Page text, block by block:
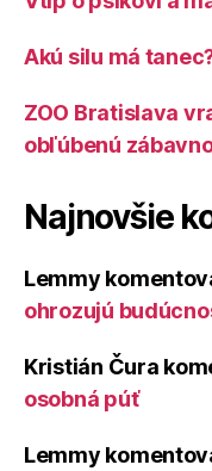
Akú silu má
ZOO Bratislava
obľúbenú
Najnovšie
Lemmy
ohrozujú
Kristián Čura
osobná púť
Lemmy